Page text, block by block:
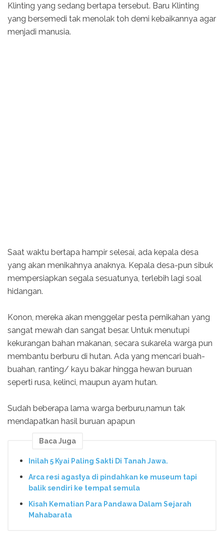
Klinting yang sedang bertapa tersebut. Baru Klinting
yang bersemedi tak menolak toh demi kebaikannya agar
menjadi manusia.
Saat waktu bertapa hampir selesai, ada kepala desa
yang akan menikahnya anaknya. Kepala desa-pun sibuk
mempersiapkan segala sesuatunya, terlebih lagi soal
hidangan.
Konon, mereka akan menggelar pesta pernikahan yang
sangat mewah dan sangat besar. Untuk menutupi
kekurangan bahan makanan, secara sukarela warga pun
membantu berburu di hutan. Ada yang mencari buah-
buahan, ranting/ kayu bakar hingga hewan buruan
seperti rusa, kelinci, maupun ayam hutan.
Sudah beberapa lama warga berburu,namun tak
mendapatkan hasil buruan apapun
Baca Juga
Inilah 5 Kyai Paling Sakti Di Tanah Jawa.
Arca resi agastya di pindahkan ke museum tapi
balik sendiri ke tempat semula
Kisah Kematian Para Pandawa Dalam Sejarah
Mahabarata